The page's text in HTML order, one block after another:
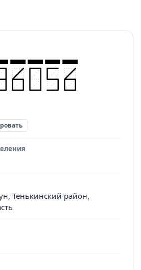
Тенькинский район,